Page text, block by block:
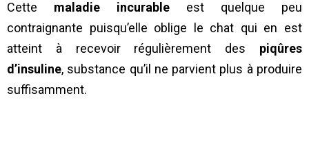
Cette maladie incurable est quelque peu
contraignante puisqu’elle oblige le chat qui en est
atteint à recevoir régulièrement des piqûres
d’insuline, substance qu’il ne parvient plus à produire
suffisamment.